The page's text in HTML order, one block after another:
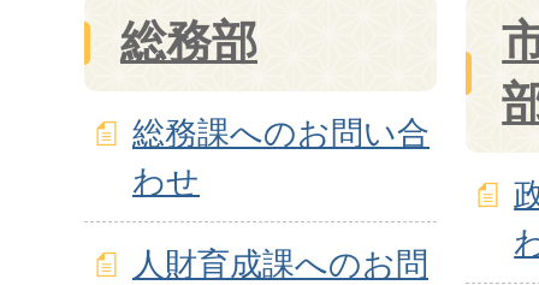
総務部
総務課へのお問い合
わせ
人財育成課へのお問